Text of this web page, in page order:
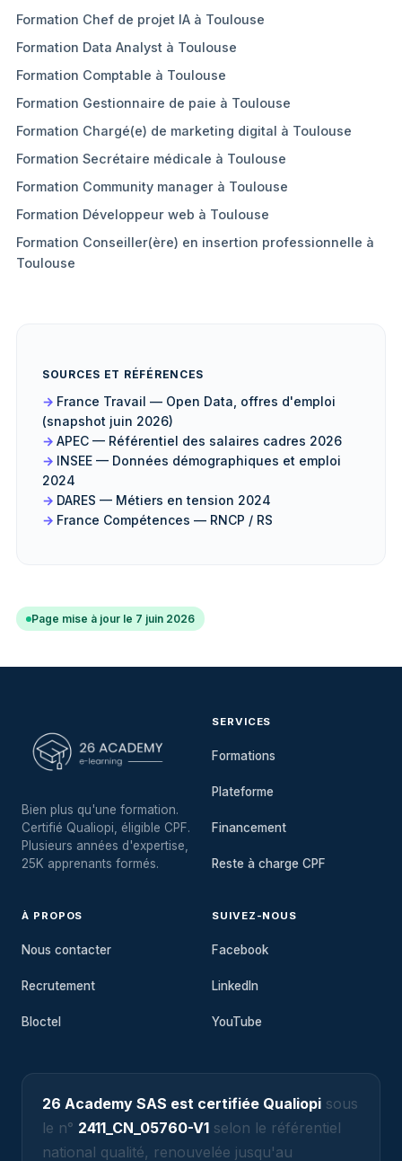
Formation Chef de projet IA à Toulouse
Formation Data Analyst à Toulouse
Formation Comptable à Toulouse
Formation Gestionnaire de paie à Toulouse
Formation Chargé(e) de marketing digital à Toulouse
Formation Secrétaire médicale à Toulouse
Formation Community manager à Toulouse
Formation Développeur web à Toulouse
Formation Conseiller(ère) en insertion professionnelle à
Toulouse
SOURCES ET RÉFÉRENCES
France Travail — Open Data, offres d'emploi
(snapshot juin 2026)
APEC — Référentiel des salaires cadres 2026
INSEE — Données démographiques et emploi
2024
DARES — Métiers en tension 2024
France Compétences — RNCP / RS
Page mise à jour le 7 juin 2026
Bien plus qu'une formation.
Certifié Qualiopi, éligible CPF.
Plusieurs années d'expertise,
25K apprenants formés.
SERVICES
Formations
Plateforme
Financement
Reste à charge CPF
À PROPOS
Nous contacter
Recrutement
Bloctel
SUIVEZ-NOUS
Facebook
LinkedIn
YouTube
26 Academy SAS est certifiée Qualiopi sous
le n° 2411_CN_05760-V1 selon le référentiel
national qualité, renouvelée jusqu'au